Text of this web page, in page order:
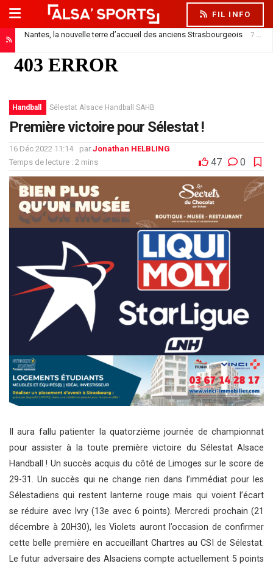
FIL INFO
Nantes, la nouvelle terre d’accueil des anciens Strasbourgeois
7 août 2026
Officiel : Saïdou Sow prêté au FC Nantes 7 août 2026
Handball Sélestat Alsace Handball SAHB
Première victoire pour Sélestat !
16 Déc 2022 11:14 par Jonathan HELBLING
Temps de lecture : 2 mins
47 0
Il aura fallu patienter la quatorzième journée de championnat
pour assister à la toute première victoire du Sélestat Alsace
Handball ! Un succès acquis du côté de Limoges sur le score de
29-31. Un succès qui ne change rien dans l’immédiat pour les
Sélestadiens qui restent lanterne rouge mais qui voient l’écart
se réduire avec Ivry (13e avec 6 points). Mercredi prochain (21
décembre à 20H30), les Violets auront l’occasion de confirmer
cette belle première en accueillant Chartres au CSI de Sélestat.
Le futur adversaire des Alsaciens compte actuellement 5 points